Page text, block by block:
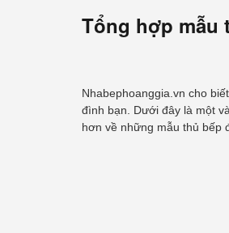
Tổng hợp mẫu
Nhabephoanggia.vn cho biết
đình bạn. Dưới đây là một
hơn về những mẫu thủ bếp